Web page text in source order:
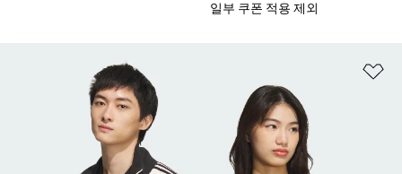
일부 쿠폰 적용 제외